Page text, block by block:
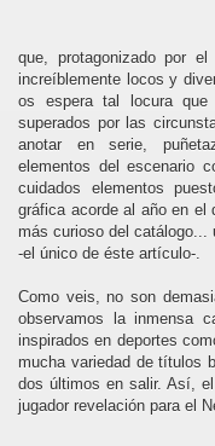
que, protagonizado por
increíblemente locos y
os espera tal locura
superados por las
anotar en serie,
elementos del escenario
cuidados elementos
gráfica acorde al año en el
más curioso del catálogo...
-el único de éste artículo-.
Como veis, no son
observamos la inmensa
inspirados en deportes
mucha variedad de títulos
dos últimos en salir. Así,
jugador revelación para el